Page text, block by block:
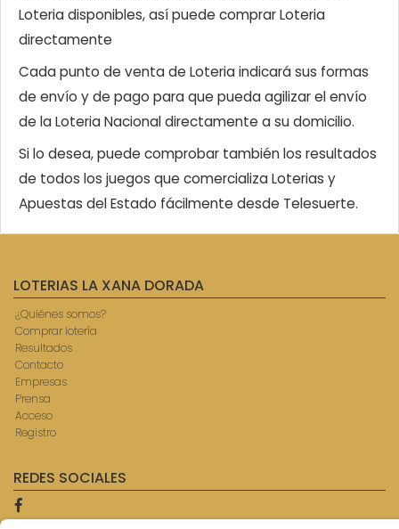
Loteria disponibles, así puede comprar Loteria
directamente
Cada punto de venta de Loteria indicará sus formas
de envío y de pago para que pueda agilizar el envío
de la Loteria Nacional directamente a su domicilio.
Si lo desea, puede comprobar también los resultados
de todos los juegos que comercializa Loterias y
Apuestas del Estado fácilmente desde Telesuerte.
LOTERIAS LA XANA DORADA
¿Quiénes somos?
Comprar lotería
Resultados
Contacto
Empresas
Prensa
Acceso
Registro
REDES SOCIALES